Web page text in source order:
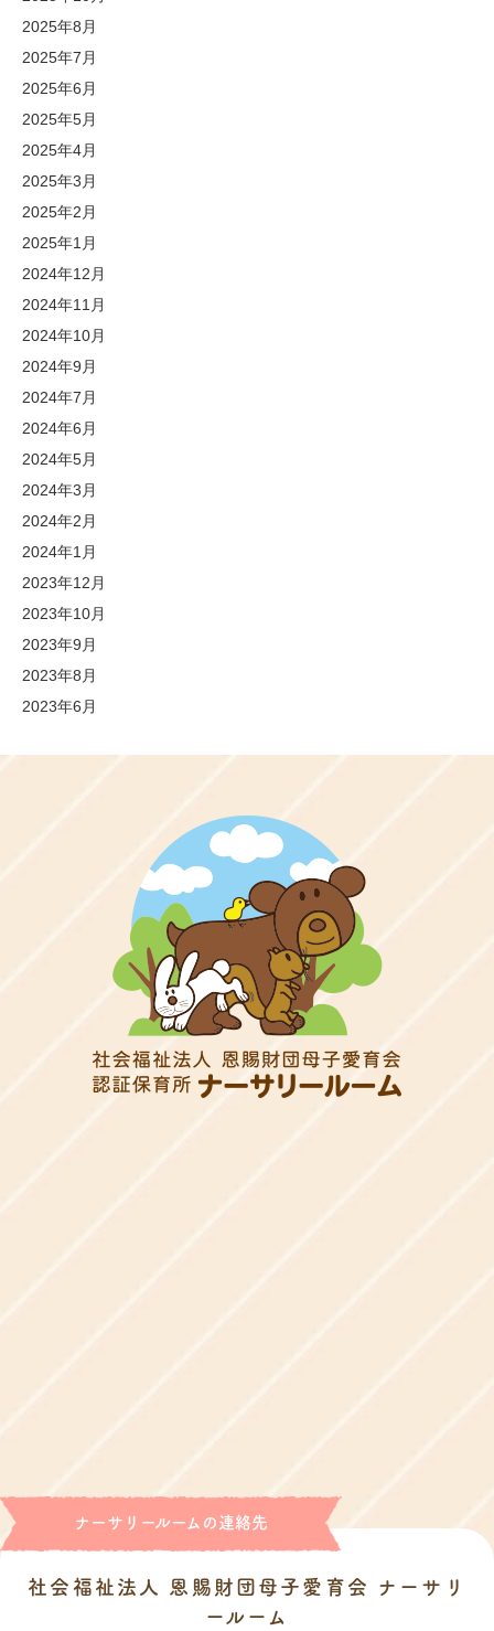
2025年8月
2025年7月
2025年6月
2025年5月
2025年4月
2025年3月
2025年2月
2025年1月
2024年12月
2024年11月
2024年10月
2024年9月
2024年7月
2024年6月
2024年5月
2024年3月
2024年2月
2024年1月
2023年12月
2023年10月
2023年9月
2023年8月
2023年6月
ナーサリールームの連絡先
社会福祉法人 恩賜財団母子愛育会 ナーサリ
ールーム